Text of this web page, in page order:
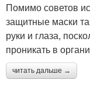
Помимо советов
защитные маски
руки и глаза,
проникать в
читать дальше →